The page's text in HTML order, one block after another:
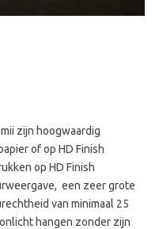
zijn hoogwaardig
of op HD Finish
op HD Finish
een zeer grote
van minimaal 25
hangen zonder zijn